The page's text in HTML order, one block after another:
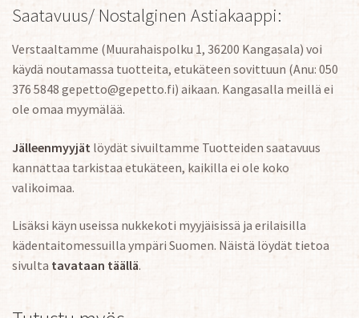
Saatavuus/ Nostalginen Astiakaappi:
Verstaaltamme (Muurahaispolku 1, 36200 Kangasala) voi
käydä noutamassa tuotteita, etukäteen sovittuun (Anu: 050
376 5848 gepetto@gepetto.fi) aikaan. Kangasalla meillä ei
ole omaa myymälää.
Jälleenmyyjät löydät sivuiltamme Tuotteiden saatavuus
kannattaa tarkistaa etukäteen, kaikilla ei ole koko
valikoimaa.
Lisäksi käyn useissa nukkekoti myyjäisissä ja erilaisilla
kädentaitomessuilla ympäri Suomen. Näistä löydät tietoa
sivulta tavataan täällä.